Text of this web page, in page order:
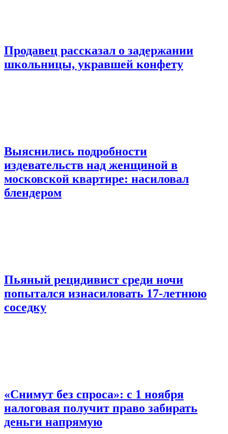
Продавец рассказал о задержании
школьницы, укравшей конфету
Выяснились подробности
издевательств над женщиной в
московской квартире: насиловал
блендером
Пьяный рецидивист среди ночи
попытался изнасиловать 17-летнюю
соседку
«Снимут без спроса»: с 1 ноября
налоговая получит право забирать
деньги напрямую